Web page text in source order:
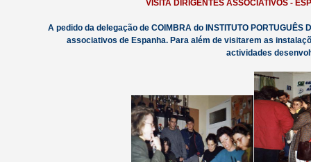
VISITA DIRIGENTES ASSOCIATIVOS -
A pedido da delegação de COIMBRA do INSTITUTO
associativos de Espanha. Para além de visitarem as
actividades